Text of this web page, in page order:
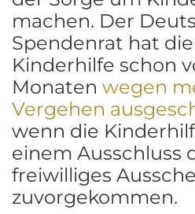
machen. Der
Spendenrat hat
Kinderhilfe schon
Monaten wegen
Vergehen
wenn die
einem Ausschluss
freiwilliges
zuvorgekommen.